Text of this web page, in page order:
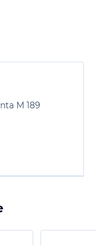
M 189